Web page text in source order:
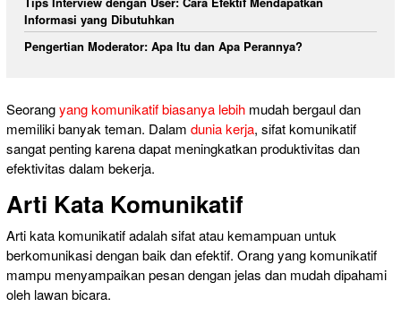
Informasi yang Dibutuhkan
Pengertian Moderator: Apa Itu dan Apa Perannya?
Seorangyang komunikatif biasanya lebih mudah bergaul dan
memiliki banyak teman. Dalam dunia kerja, sifat komunikatif
sangat penting karena dapat meningkatkan produktivitas dan
efektivitas dalam bekerja.
Arti Kata Komunikatif
Arti kata komunikatif adalah sifat atau kemampuan untuk
berkomunikasi dengan baik dan efektif. Orang yang komunikatif
mampu menyampaikan pesan dengan jelas dan mudah dipahami
oleh lawan bicara.